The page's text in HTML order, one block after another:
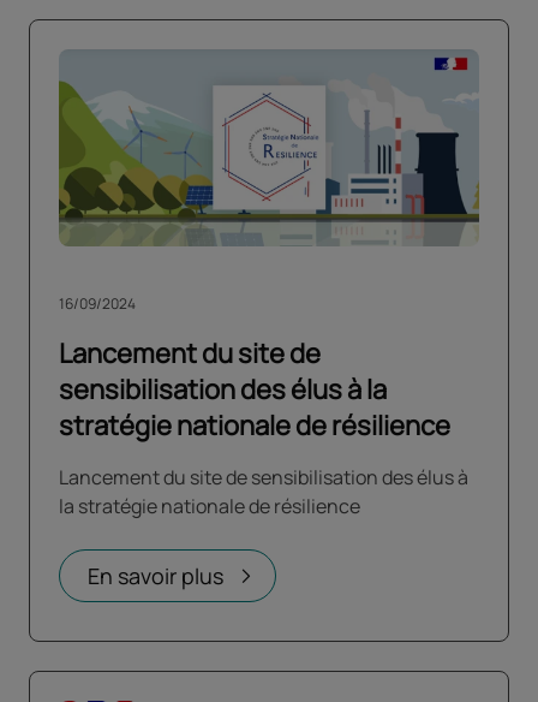
Lancement du site de
sensibilisation des élus à la
stratégie nationale de résilience
16/09/2024
Lancement du site de sensibilisation des élus à
la stratégie nationale de résilience
En savoir plus